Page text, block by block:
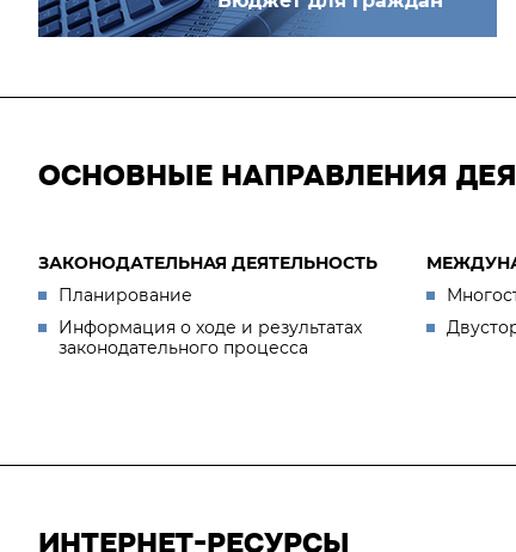
ОСНОВНЫЕ НАПРАВЛЕНИЯ
ЗАКОНОДАТЕЛЬНАЯ ДЕЯТЕЛЬНОСТЬ
Планирование
Информация о ходе и результатах
законодательного процесса
ИНТЕРНЕТ-РЕСУРСЫ